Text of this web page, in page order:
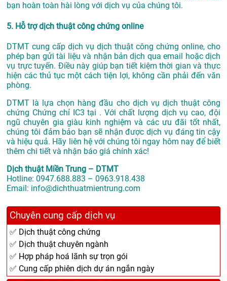
bạn hoàn toàn hài lòng với dịch vụ của chúng tôi.
5. Hỗ trợ dịch thuật công chứng online
DTMT cung cấp dịch vụ dịch thuật công chứng online, cho
phép bạn gửi tài liệu và nhận bản dịch qua email hoặc dịch
vụ trực tuyến. Điều này giúp bạn tiết kiệm thời gian và thực
hiện các thủ tục một cách tiện lợi, không cần phải đến văn
phòng.
DTMT là lựa chọn hàng đầu cho dịch vụ dịch thuật công
chứng Chứng chỉ IC3 tại . Với chất lượng dịch vụ cao, đội
ngũ chuyên gia giàu kinh nghiệm và các ưu đãi tốt nhất,
chúng tôi đảm bảo bạn sẽ nhận được dịch vụ đáng tin cậy
và hiệu quả. Hãy liên hệ với chúng tôi ngay hôm nay để biết
thêm chi tiết và nhận báo giá chính xác!
Dịch thuật Miền Trung – DTMT
Hotline: 0947.688.883 – 0963.918.438
Email: info@dichthuatmientrung.com
Chuyên cung cấp dịch vụ
✅ Dịch thuật công chứng
✅ Dịch thuật chuyên ngành
✅ Hợp pháp hoá lãnh sự trọn gói
✅ Cung cấp phiên dịch dự án ngắn ngày